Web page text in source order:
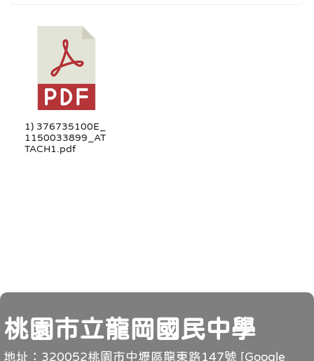
1) 376735100E_
1150033899_AT
TACH1.pdf
頁尾
桃園市立龍岡國民中學
地址：320052桃園市中壢區龍東路147號 [Google